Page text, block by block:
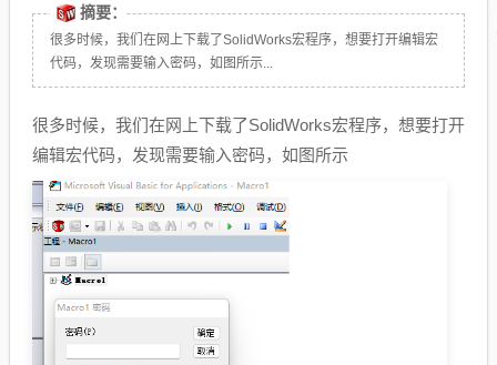
摘要：
很多时候，我们在网上下载了SolidWorks宏程序，想要打开编辑宏
代码，发现需要输入密码，如图所示...
很多时候，我们在网上下载了SolidWorks宏程序，想要打开
编辑宏代码，发现需要输入密码，如图所示